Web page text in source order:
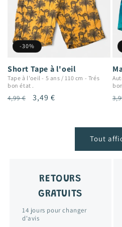
-30%
Short Tape à l'oeil
Tape à l'oeil - 5 ans / 110 cm - Trés
bon état .
Prix
4,99 €
Prix
3,49 €
Tout
RETOURS
GRATUITS
14 jours pour changer
d'avis